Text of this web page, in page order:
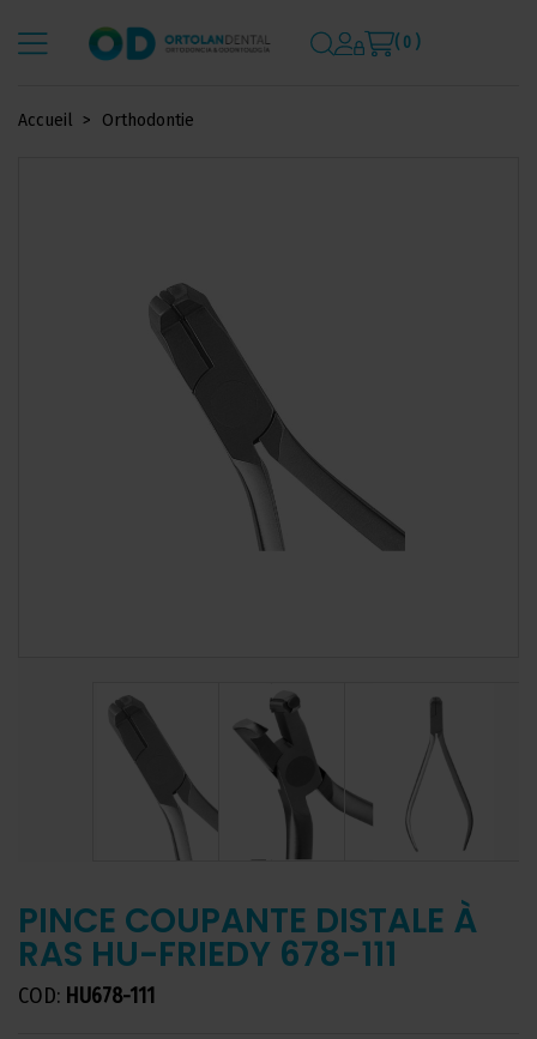
( 0 )
Accueil Orthodontie
PINCE COUPANTE DISTALE À
RAS HU-FRIEDY 678-111
COD: HU678-111